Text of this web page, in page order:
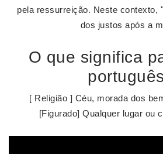
pela ressurreição. Neste contexto, "
dos justos após a
O que significa
[ Religião ] Céu, morada dos
[Figurado] Qualquer lugar ou